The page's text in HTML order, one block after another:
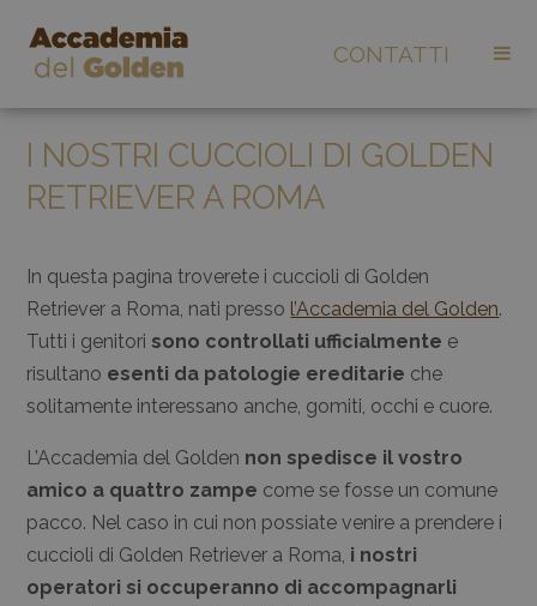
CONTATTI
I NOSTRI CUCCIOLI DI GOLDEN
RETRIEVER A ROMA
In questa pagina troverete i cuccioli di Golden
Retriever a Roma, nati presso l’Accademia del Golden.
Tutti i genitori sono controllati ufficialmente e
risultano esenti da patologie ereditarie che
solitamente interessano anche, gomiti, occhi e cuore.
L’Accademia del Golden non spedisce il vostro
amico a quattro zampe come se fosse un comune
pacco. Nel caso in cui non possiate venire a prendere i
cuccioli di Golden Retriever a Roma, i nostri
operatori si occuperanno di accompagnarli